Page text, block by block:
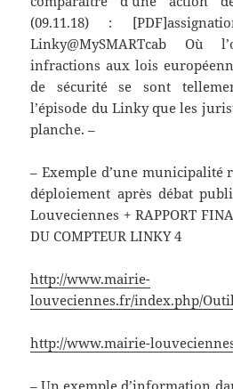
(09.11.18) :
Linky@MySMARTcab
infractions aux lois
de sécurité se sont
l’épisode du Linky que les
planche. –
– Exemple d’une municipalité
déploiement après débat
Louveciennes + RAPPORT
DU COMPTEUR LINKY 4
http://www.mairie-
louveciennes.fr/index.php/
http://www.mairie-